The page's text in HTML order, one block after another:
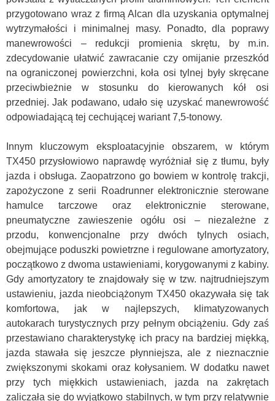
przygotowano wraz z firmą Alcan dla uzyskania optymalnej
wytrzymałości i minimalnej masy. Ponadto, dla poprawy
manewrowości – redukcji promienia skrętu, by m.in.
zdecydowanie ułatwić zawracanie czy omijanie przeszkód
na ograniczonej powierzchni, koła osi tylnej były skręcane
przeciwbieżnie w stosunku do kierowanych kół osi
przedniej. Jak podawano, udało się uzyskać manewrowość
odpowiadającą tej cechującej wariant 7,5-tonowy.
Innym kluczowym eksploatacyjnie obszarem, w którym
TX450 przysłowiowo naprawdę wyróżniał się z tłumu, były
jazda i obsługa. Zaopatrzono go bowiem w kontrolę trakcji,
zapożyczone z serii Roadrunner elektronicznie sterowane
hamulce tarczowe oraz elektronicznie sterowane,
pneumatyczne zawieszenie ogółu osi – niezależne z
przodu, konwencjonalne przy dwóch tylnych osiach,
obejmujące poduszki powietrzne i regulowane amortyzatory,
początkowo z dwoma ustawieniami, korygowanymi z kabiny.
Gdy amortyzatory te znajdowały się w tzw. najtrudniejszym
ustawieniu, jazda nieobciążonym TX450 okazywała się tak
komfortowa, jak w najlepszych, klimatyzowanych
autokarach turystycznych przy pełnym obciążeniu. Gdy zaś
przestawiano charakterystykę ich pracy na bardziej miękką,
jazda stawała się jeszcze płynniejsza, ale z nieznacznie
zwiększonymi skokami oraz kołysaniem. W dodatku nawet
przy tych miękkich ustawieniach, jazda na zakrętach
zaliczała się do wyjątkowo stabilnych, w tym przy relatywnie